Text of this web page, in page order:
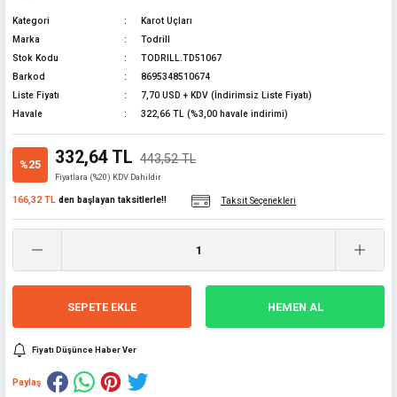
Kategori
Karot Uçları
Marka
Todrill
Stok Kodu
TODRILL.TD51067
Barkod
8695348510674
Liste Fiyatı
7,70 USD + KDV (İndirimsiz Liste Fiyatı)
Havale
322,66 TL (%3,00 havale indirimi)
%25 332,64 TL 443,52 TL
Fiyatlara (%20) KDV Dahildir
166,32 TL den başlayan taksitlerle!! Taksit Seçenekleri
SEPETE EKLE HEMEN AL
Fiyatı Düşünce Haber Ver
Paylaş